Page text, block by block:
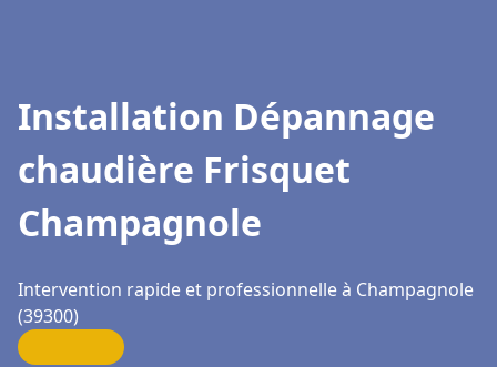
Installation Dépannage
chaudière Frisquet
Champagnole
Intervention rapide et professionnelle à Champagnole
(39300)